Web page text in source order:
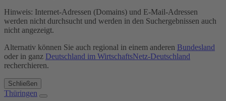
Hinweis: Internet-Adressen (Domains) und E-Mail-Adressen
werden nicht durchsucht und werden in den Suchergebnissen auch
nicht angezeigt.
Alternativ können Sie auch regional in einem anderen Bundesland
oder in ganz Deutschland im WirtschaftsNetz-Deutschland
recherchieren.
Schließen
Thüringen